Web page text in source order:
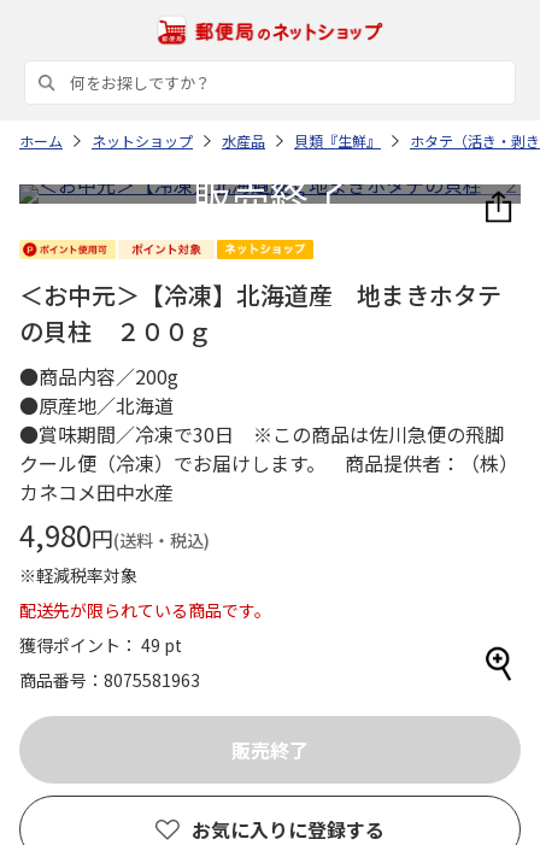
ホーム ネットショップ 水産品 貝類『生鮮』 ホタテ（活き・剥
＜お中元＞【冷凍】北海道産 地まきホタテ
の貝柱 ２００ｇ
●商品内容／200g
●原産地／北海道
●賞味期間／冷凍で30日 ※この商品は佐川急便の飛脚
クール便（冷凍）でお届けします。 商品提供者：（株）
カネコメ田中水産
4,980円(送料・税込)
※軽減税率対象
配送先が限られている商品です。
獲得ポイント： 49 pt
商品番号
8075581963
お気に入りに登録する